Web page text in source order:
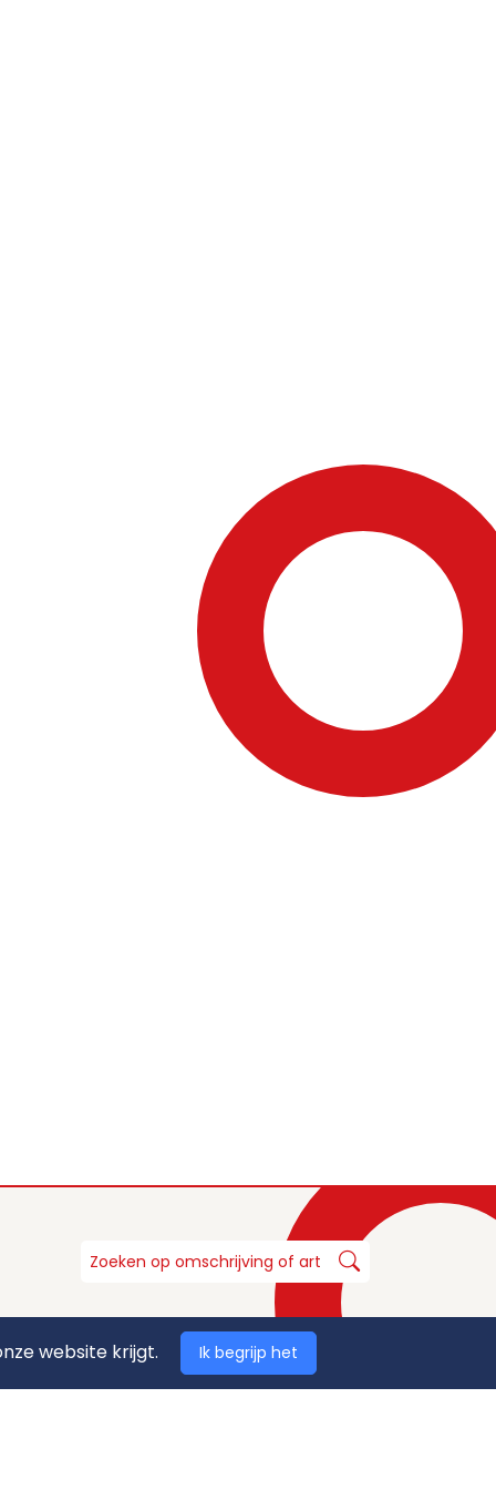
website krijgt. Ik begrijp het